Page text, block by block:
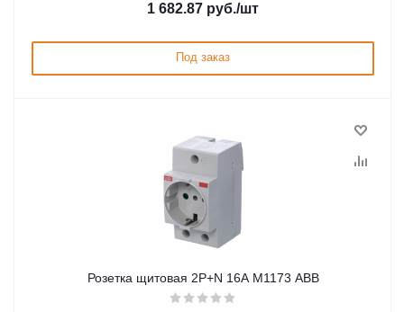
1 682.87 руб./шт
Под заказ
Розетка щитовая 2Р+N 16А M1173 ABB